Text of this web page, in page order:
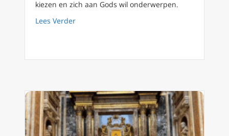
kiezen en zich aan Gods wil onderwerpen.
Lees Verderabout Aftellen naar het conclaaf: de